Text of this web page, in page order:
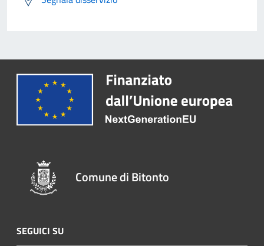
Comune di Bitonto
SEGUICI SU